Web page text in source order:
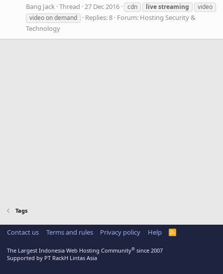
Bang Jack Thread 27 Dec 2016 cdn livestreaming
video
video on demand
Replies: 8 Forum: Hosting Security &
Technology
Tags
Contact us Terms and rules Privacy policy Help
R
The Largest Indonesia Web Hosting Community® since 2007
Supported by PT RackH Lintas Asia